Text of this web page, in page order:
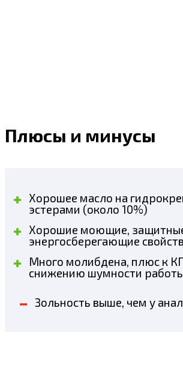
Плюсы и минусы
Хорошее масло на
эстерами (около 10%)
Хорошие моющие,
энергосберегающие
Много молибдена, плюс к
снижению шумности
Зольность выше, чем у